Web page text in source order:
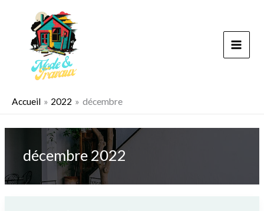
Accueil 2022 décembre
décembre 2022